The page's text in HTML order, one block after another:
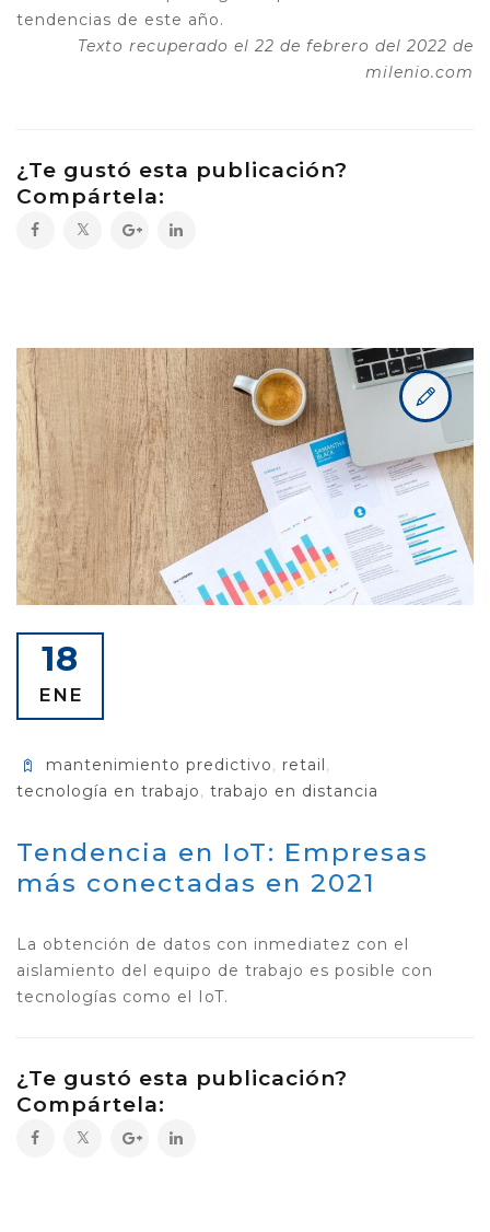
tendencias de este año.
Texto recuperado el 22 de febrero del 2022 de
milenio.com
¿Te gustó esta publicación?
Compártela:
18
ENE
mantenimiento predictivo, retail,
tecnología en trabajo, trabajo en distancia
Tendencia en IoT: Empresas
más conectadas en 2021
La obtención de datos con inmediatez con el
aislamiento del equipo de trabajo es posible con
tecnologías como el IoT.
¿Te gustó esta publicación?
Compártela: